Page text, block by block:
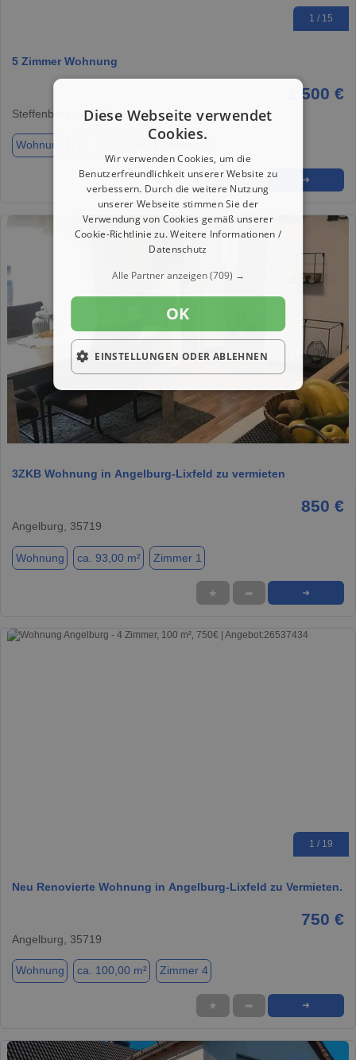
1 / 15
5 Zimmer Wohnung
1.500 €
Steffenberg, 35239
Wohnung
★ ➦ ➜
1 / 17
3ZKB Wohnung in Angelburg-Lixfeld zu vermieten
850 €
Angelburg, 35719
Wohnung ca. 93,00 m² Zimmer 1
★ ➦ ➜
1 / 19
Neu Renovierte Wohnung in Angelburg-Lixfeld zu Vermieten.
750 €
Angelburg, 35719
Wohnung ca. 100,00 m² Zimmer 4
★ ➦ ➜
Diese Webseite verwendet
Cookies.
Wir verwenden Cookies, um die
Benutzerfreundlichkeit unserer Website zu
verbessern. Durch die weitere Nutzung
unserer Webseite stimmen Sie der
Verwendung von Cookies gemäß unserer
Cookie-Richtlinie zu.Weitere Informationen /
Datenschutz
Alle Partner anzeigen(709) →
OK
EINSTELLUNGEN ODER ABLEHNEN